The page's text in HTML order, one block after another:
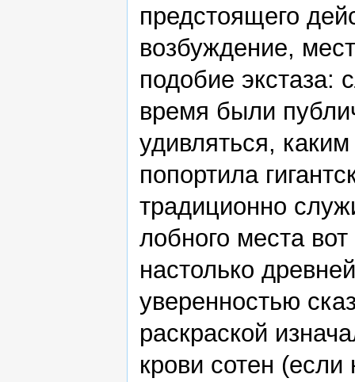
предстоящего
возбуждение,
подобие экстаза:
время были
удивляться,
попортила
традиционно
лобного места
настолько
уверенностью
раскраской
крови сотен